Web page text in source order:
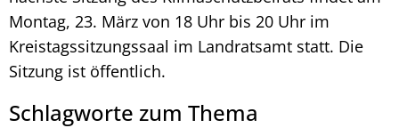
Montag, 23. März von 18 Uhr bis 20 Uhr im
Kreistagssitzungssaal im Landratsamt statt. Die
Sitzung ist öffentlich.
Schlagworte zum Thema